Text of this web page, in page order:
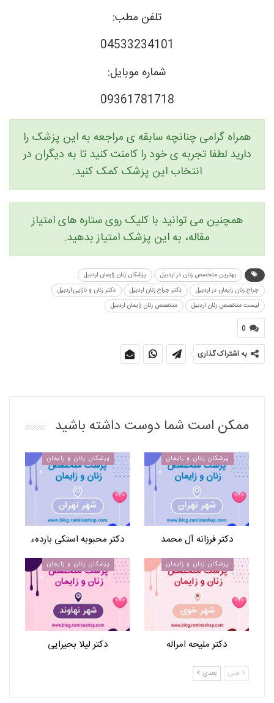
تلفن مطب:
04533234101
شماره موبایل:
09361781718
همراه گرامی چنانچه سابقه ی مراجعه به این پزشک را
دارید لطفا تجربه ی خود را کامنت کنید تا به دیگران در
انتخاب این پزشک کمک کنید.
همچنین می توانید با کلیک روی ستاره های امتیاز
مقاله، به این پزشک امتیاز بدهید.
بهترین متخصص زنان در اردبیل
پزشکان زنان زایمان اردبیل
جراح زنان زایمان در اردبیل
دکتر جراح زنان اردبیل
دکتر زنان و نازایی اردبیل
لیست متخصص زنان اردبیل
متخصص زنان زایمان اردبیل
0
به اشتراک گذاری
ممکن است شما دوست داشته باشید
پزشکان زنان و زایمان
دکتر فرزانه آل محمد
پزشکان زنان و زایمان
دکتر محبوبه استکی باردهء
پزشکان زنان و زایمان
دکتر ملیحه امراله
پزشکان زنان و زایمان
دکتر لیلا بحیرایی
قبلی بعدی